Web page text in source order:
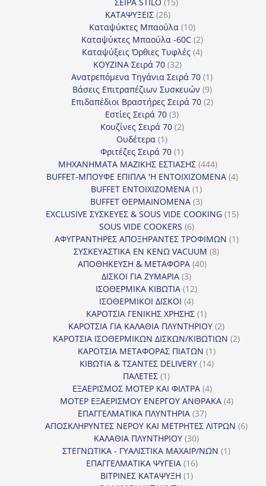
ΚΑΤΑΨΥΞΕΙΣ 2626
προϊόντα
Καταψύκτες Μπαούλα 1010
προϊόντα
Καταψύκτες Μπαούλα -60C 22
προϊόντα
Καταψύξεις Όρθιες Τυφλές 44
ΚΟΥΖΙΝΑ Σειρά 70 3232
προϊόντα
Ανατρεπόμενα Τηγάνια Σειρά 70 11
προϊόν
Βάσεις Επιτραπέζιων Συσκευών 99
προϊόντα
Επιδαπέδιοι Βραστήρες Σειρά 70 22
Εστίες Σειρά 70 33
προϊόντα
Κουζίνες Σειρά 70 22
Ουδέτερα 11
προϊόν
Φριτέζες Σειρά 70 11
προϊόν
ΜΗΧΑΝΗΜΑΤΑ ΜΑΖΙΚΗΣ ΕΣΤΙΑΣΗΣ 444444
προϊόντα
BUFFET-ΜΠΟΥΦΕ ΕΠΙΠΛΑ 'Η ΕΝΤΟΙΧΙΖΟΜΕΝΑ 44
BUFFET ΕΝΤΟΙΧΙΖΟΜΕΝΑ 11
προϊόν
BUFFET ΘΕΡΜΑΙΝΟΜΕΝΑ 33
προϊόντα
EXCLUSIVE ΣΥΣΚΕΥΕΣ & SOUS VIDE COOKING 1515
SOUS VIDE COOKERS 66
προϊόντα
ΑΦΥΓΡΑΝΤΗΡΕΣ ΑΠΟΞΗΡΑΝΤΕΣ ΤΡΟΦΙΜΩΝ 11
ΣΥΣΚΕΥΑΣΤΙΚΑ ΕΝ ΚΕΝΩ VACUUM 88
ΑΠΟΘΗΚΕΥΣΗ & ΜΕΤΑΦΟΡΑ 4040
ΔΙΣΚΟΙ ΓΙΑ ΖΥΜΑΡΙΑ 33
προϊόντα
ΙΣΟΘΕΡΜΙΚΑ ΚΙΒΩΤΙΑ 1212
ΙΣΟΘΕΡΜΙΚΟΙ ΔΙΣΚΟΙ 44
προϊόντα
ΚΑΡΟΤΣΙΑ ΓΕΝΙΚΗΣ ΧΡΗΣΗΣ 11
προϊόν
ΚΑΡΟΤΣΙΑ ΓΙΑ ΚΑΛΑΘΙΑ ΠΛΥΝΤΗΡΙΟΥ 22
προϊόντα
ΚΑΡΟΤΣΙΑ ΙΣΟΘΕΡΜΙΚΩΝ ΔΙΣΚΩΝ/ΚΙΒΩΤΙΩΝ 22
ΚΑΡΟΤΣΙΑ ΜΕΤΑΦΟΡΑΣ ΠΙΑΤΩΝ 11
προϊόν
ΚΙΒΩΤΙΑ & ΤΣΑΝΤΕΣ DELIVERY 1414
ΠΑΛΕΤΕΣ 11
προϊόν
ΕΞΑΕΡΙΣΜΟΣ ΜΟΤΕΡ ΚΑΙ ΦΙΛΤΡΑ 44
προϊόντα
ΜΟΤΕΡ ΕΞΑΕΡΙΣΜΟΥ ΕΝΕΡΓΟΥ ΑΝΘΡΑΚΑ 44
ΕΠΑΓΓΕΛΜΑΤΙΚΑ ΠΛΥΝΤΗΡΙΑ 3737
προϊόντα
ΑΠΟΣΚΛΗΡΥΝΤΕΣ ΝΕΡΟΥ ΚΑΙ ΜΕΤΡΗΤΕΣ ΛΙΤΡΩΝ 66
ΚΑΛΑΘΙΑ ΠΛΥΝΤΗΡΙΟΥ 3030
προϊόντα
ΣΤΕΓΝΩΤΙΚΑ - ΓΥΑΛΙΣΤΙΚΑ ΜΑΧΑΙΡ/ΝΩΝ 11
ΕΠΑΓΓΕΛΜΑΤΙΚΑ ΨΥΓΕΙΑ 1616
ΒΙΤΡΙΝΕΣ ΚΑΤΑΨΥΞΗ 11